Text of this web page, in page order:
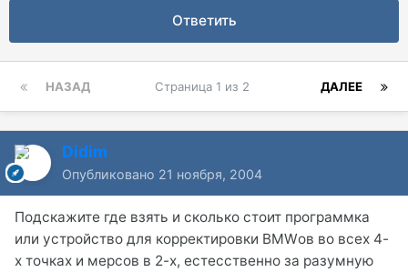
Ответить
НАЗАД ДАЛЕЕ
Страница 1 из 2
Didim
Опубликовано 21 ноября, 2004
Подскажите где взять и сколько стоит программка
или устройство для корректировки BMWов во всех 4-
х точках и мерсов в 2-х, естесственно за разумную